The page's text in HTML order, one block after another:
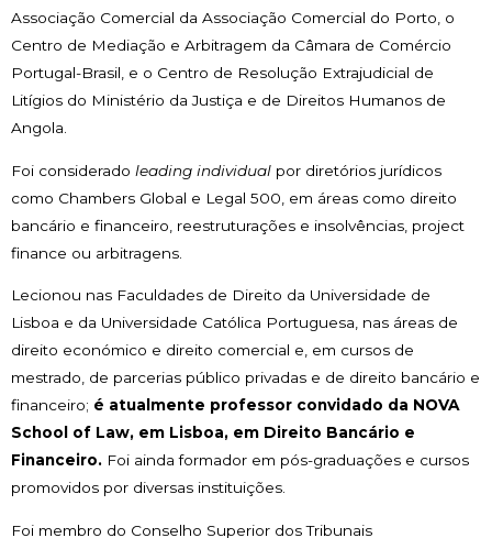
Associação Comercial da Associação Comercial do Porto, o
Centro de Mediação e Arbitragem da Câmara de Comércio
Portugal-Brasil, e o Centro de Resolução Extrajudicial de
Litígios do Ministério da Justiça e de Direitos Humanos de
Angola.
Foi considerado leading individual por diretórios jurídicos
como Chambers Global e Legal 500, em áreas como direito
bancário e financeiro, reestruturações e insolvências, project
finance ou arbitragens.
Lecionou nas Faculdades de Direito da Universidade de
Lisboa e da Universidade Católica Portuguesa, nas áreas de
direito económico e direito comercial e, em cursos de
mestrado, de parcerias público privadas e de direito bancário e
financeiro; é atualmente professor convidado da NOVA
School of Law, em Lisboa, em Direito Bancário e
Financeiro. Foi ainda formador em pós-graduações e cursos
promovidos por diversas instituições.
Foi membro do Conselho Superior dos Tribunais